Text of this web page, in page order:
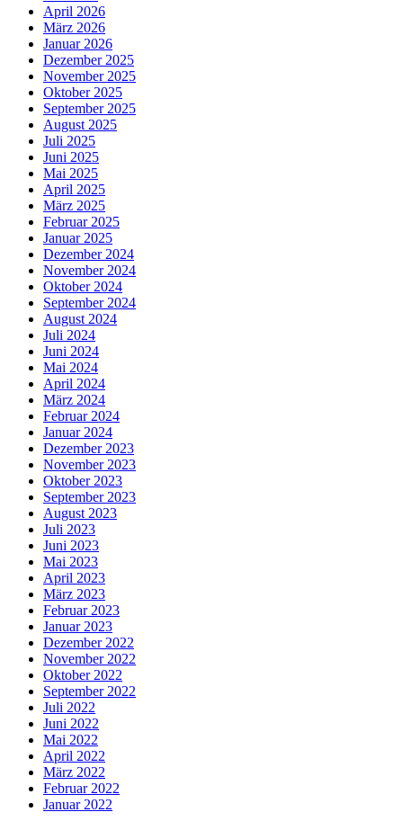
April 2026
März 2026
Januar 2026
Dezember 2025
November 2025
Oktober 2025
September 2025
August 2025
Juli 2025
Juni 2025
Mai 2025
April 2025
März 2025
Februar 2025
Januar 2025
Dezember 2024
November 2024
Oktober 2024
September 2024
August 2024
Juli 2024
Juni 2024
Mai 2024
April 2024
März 2024
Februar 2024
Januar 2024
Dezember 2023
November 2023
Oktober 2023
September 2023
August 2023
Juli 2023
Juni 2023
Mai 2023
April 2023
März 2023
Februar 2023
Januar 2023
Dezember 2022
November 2022
Oktober 2022
September 2022
Juli 2022
Juni 2022
Mai 2022
April 2022
März 2022
Februar 2022
Januar 2022